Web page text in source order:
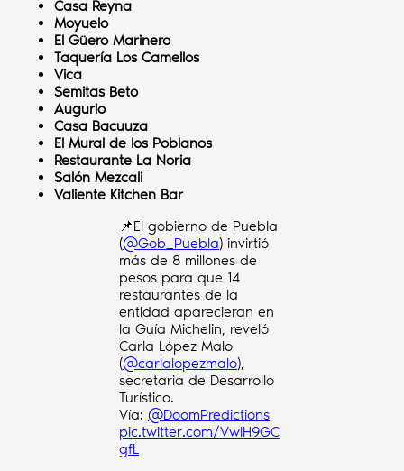
Casa Reyna
Moyuelo
El Güero Marinero
Taquería Los Camellos
Vica
Semitas Beto
Augurio
Casa Bacuuza
El Mural de los Poblanos
Restaurante La Noria
Salón Mezcali
Valiente Kitchen Bar
📌El gobierno de Puebla
(@Gob_Puebla) invirtió
más de 8 millones de
pesos para que 14
restaurantes de la
entidad aparecieran en
la Guía Michelin, reveló
Carla López Malo
(@carlalopezmalo),
secretaria de Desarrollo
Turístico.
Vía: @DoomPredictions
pic.twitter.com/VwIH9GC
gfL